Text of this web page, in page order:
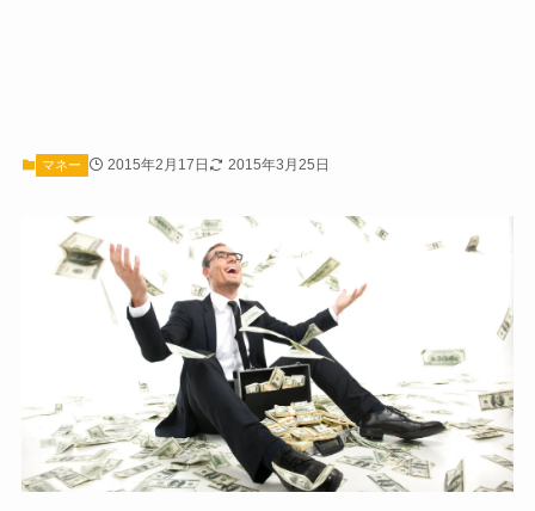
マネー 2015年2月17日 2015年3月25日